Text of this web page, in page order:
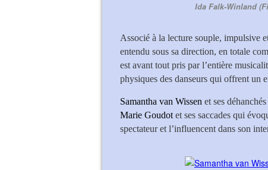
Ida Falk-Winland
Associé à la lecture souple, impulsive
entendu sous sa direction, en totale
est avant tout pris par l’entière
physiques des danseurs qui offrent un
Samantha van Wissen et ses
Marie Goudot et ses saccades qui
spectateur et l’influencent dans son